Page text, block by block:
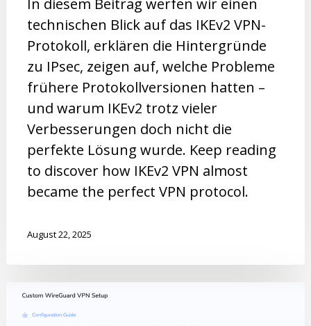
technischen Blick auf das IKEv2 VPN-
Protokoll, erklären die Hintergründe
zu IPsec, zeigen auf, welche Probleme
frühere Protokollversionen hatten –
und warum IKEv2 trotz vieler
Verbesserungen doch nicht die
perfekte Lösung wurde. Keep reading
to discover how IKEv2 VPN almost
became the perfect VPN protocol.
August 22, 2025